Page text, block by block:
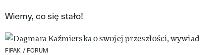
VIVA!PEOPLE POWER
Wiemy, co się stało!
FIPAK / FORUM